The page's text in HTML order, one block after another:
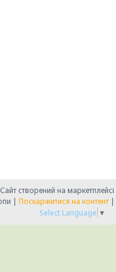
Сайт створений на маркетплейсі
Свiт Технiки з Європи | Поскаржитися на контент |
Select Language ▼